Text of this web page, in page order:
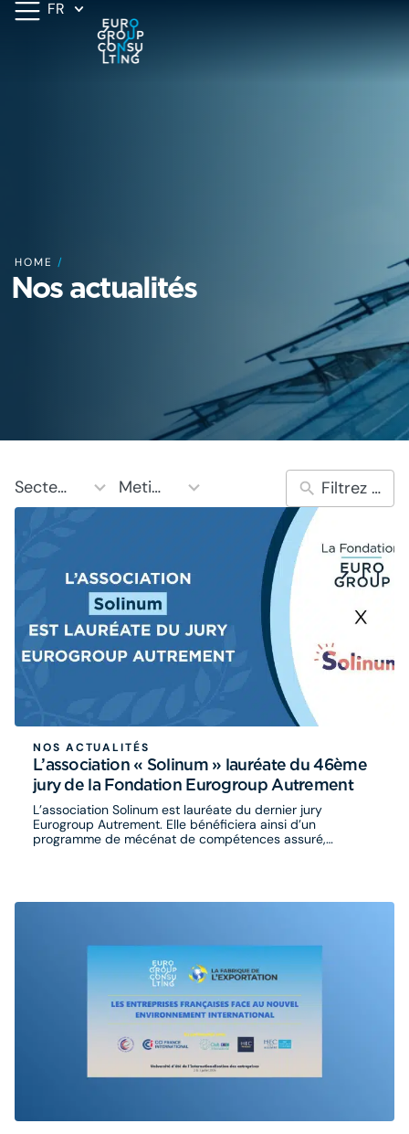
FR
HOME /
Nos actualités
Secteurs
10
Metiers
5
NOS ACTUALITÉS
L’association « Solinum » lauréate du 46ème
jury de la Fondation Eurogroup Autrement
L’association Solinum est lauréate du dernier jury
Eurogroup Autrement. Elle bénéficiera ainsi d’un
programme de mécénat de compétences assuré,